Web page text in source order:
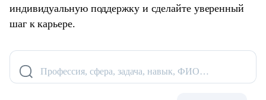
индивидуальную поддержку и сделайте уверенный
шаг к карьере.
Профессия, сфера, задача, навык, ФИО…